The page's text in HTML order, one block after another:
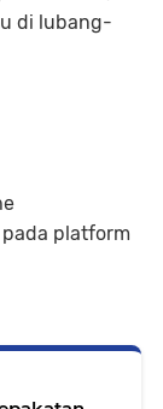
di lubang-
platform